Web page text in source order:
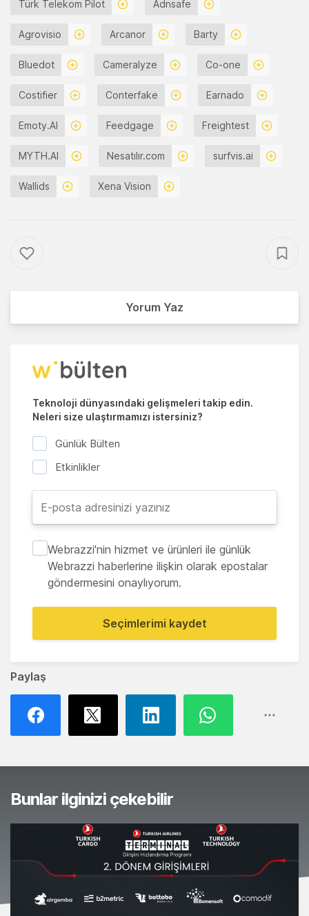
Paylaş
Türk Telekom Pilot Adnsafe
Agrovisio Arcanor Barty
Bluedot Cameralyze Co-one
Costifier Conterfake Earnado
Emoty.AI Feedgage Freightest
MYTH.AI Nesatılır.com surfvis.ai
Wallids Xena Vision
Yorum Yaz
Teknoloji dünyasındaki gelişmeleri takip edin.
Neleri size ulaştırmamızı istersiniz?
Günlük Bülten
Etkinlikler
Webrazzi'nin hizmet ve ürünleri ile günlük
Webrazzi haberlerine ilişkin olarak epostalar
göndermesini onaylıyorum.
Seçimlerimi kaydet
Bunlar ilginizi çekebilir